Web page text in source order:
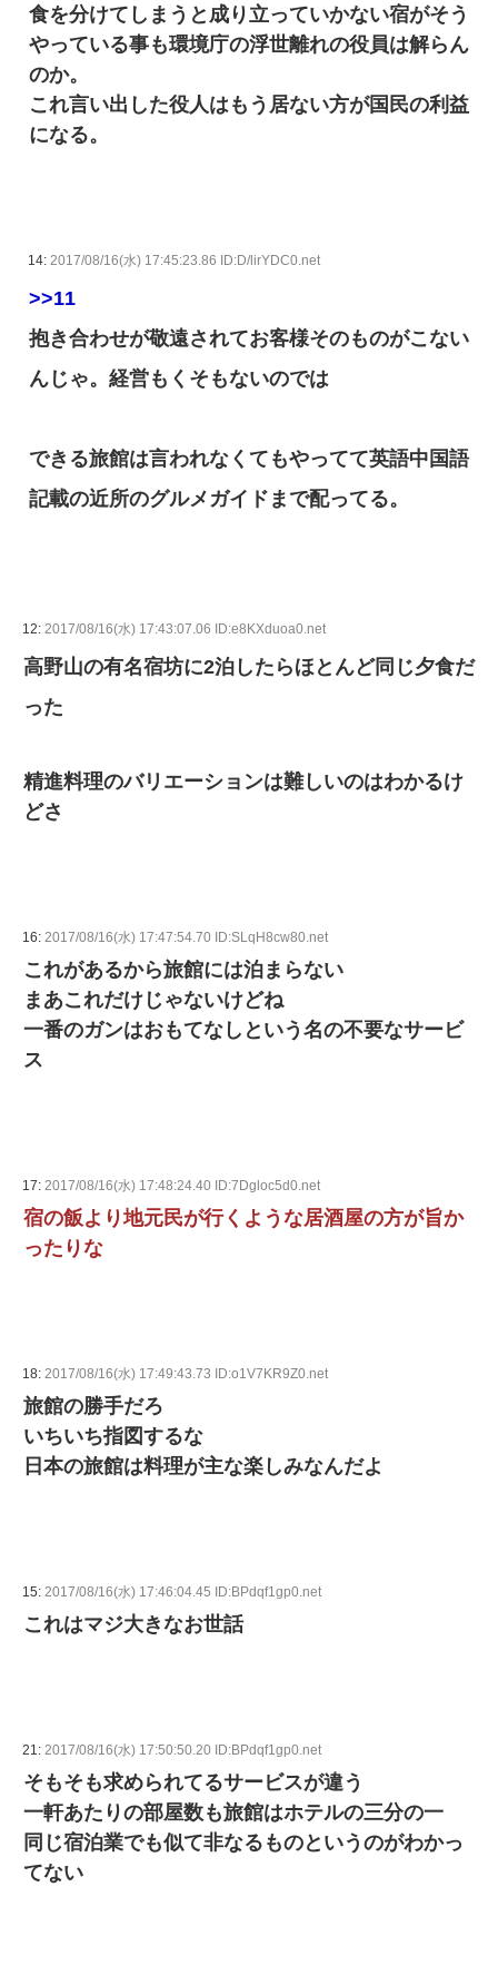
食を分けてしまうと成り立っていかない宿がそう
やっている事も環境庁の浮世離れの役員は解らん
のか。
これ言い出した役人はもう居ない方が国民の利益
になる。
14: 2017/08/16(水) 17:45:23.86 ID:D/lirYDC0.net
>>11
抱き合わせが敬遠されてお客様そのものがこない
んじゃ。経営もくそもないのでは
できる旅館は言われなくてもやってて英語中国語
記載の近所のグルメガイドまで配ってる。
12: 2017/08/16(水) 17:43:07.06 ID:e8KXduoa0.net
高野山の有名宿坊に2泊したらほとんど同じ夕食だ
った
精進料理のバリエーションは難しいのはわかるけ
どさ
16: 2017/08/16(水) 17:47:54.70 ID:SLqH8cw80.net
これがあるから旅館には泊まらない
まあこれだけじゃないけどね
一番のガンはおもてなしという名の不要なサービ
ス
17: 2017/08/16(水) 17:48:24.40 ID:7Dgloc5d0.net
宿の飯より地元民が行くような居酒屋の方が旨か
ったりな
18: 2017/08/16(水) 17:49:43.73 ID:o1V7KR9Z0.net
旅館の勝手だろ
いちいち指図するな
日本の旅館は料理が主な楽しみなんだよ
15: 2017/08/16(水) 17:46:04.45 ID:BPdqf1gp0.net
これはマジ大きなお世話
21: 2017/08/16(水) 17:50:50.20 ID:BPdqf1gp0.net
そもそも求められてるサービスが違う
一軒あたりの部屋数も旅館はホテルの三分の一
同じ宿泊業でも似て非なるものというのがわかっ
てない